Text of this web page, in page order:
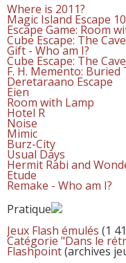
Where is 2011?
Magic Island Escape 10
Escape Game: Room
Cube Escape: The Cave
Gift - Who am I?
Cube Escape: The Cave
F. H. Memento: Buried
Deretaraano Escape
Eien
Room with Lamp
Hotel R
Noise
Mimic
Burz-City
Usual Days
Hermit Rabi and
Etude
Remake - Who am I?
Pratique
Jeux Flash émulés (1
Catégorie "Dans le
Flashpoint(archives